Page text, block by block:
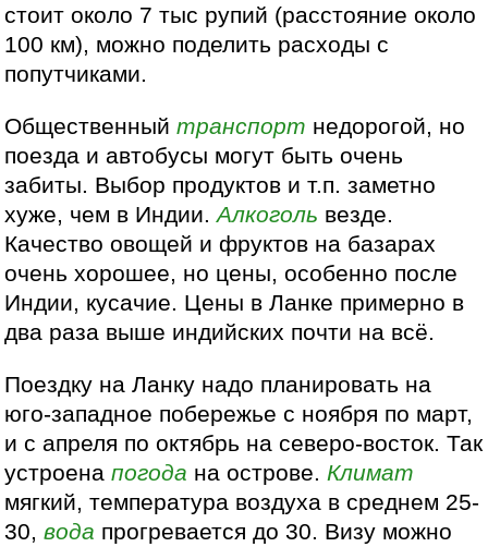
стоит около 7 тыс рупий (расстояние около
100 км), можно поделить расходы с
попутчиками.
Общественныйтранспорт недорогой, но
поезда и автобусы могут быть очень
забиты. Выбор продуктов и т.п. заметно
хуже, чем в Индии.Алкоголь везде.
Качество овощей и фруктов на базарах
очень хорошее, но цены, особенно после
Индии, кусачие. Цены в Ланке примерно в
два раза выше индийских почти на всё.
Поездку на Ланку надо планировать на
юго-западное побережье с ноября по март,
и с апреля по октябрь на северо-восток. Так
устроенапогода на острове.Климат
мягкий, температура воздуха в среднем 25-
30,вода прогревается до 30. Визу можно